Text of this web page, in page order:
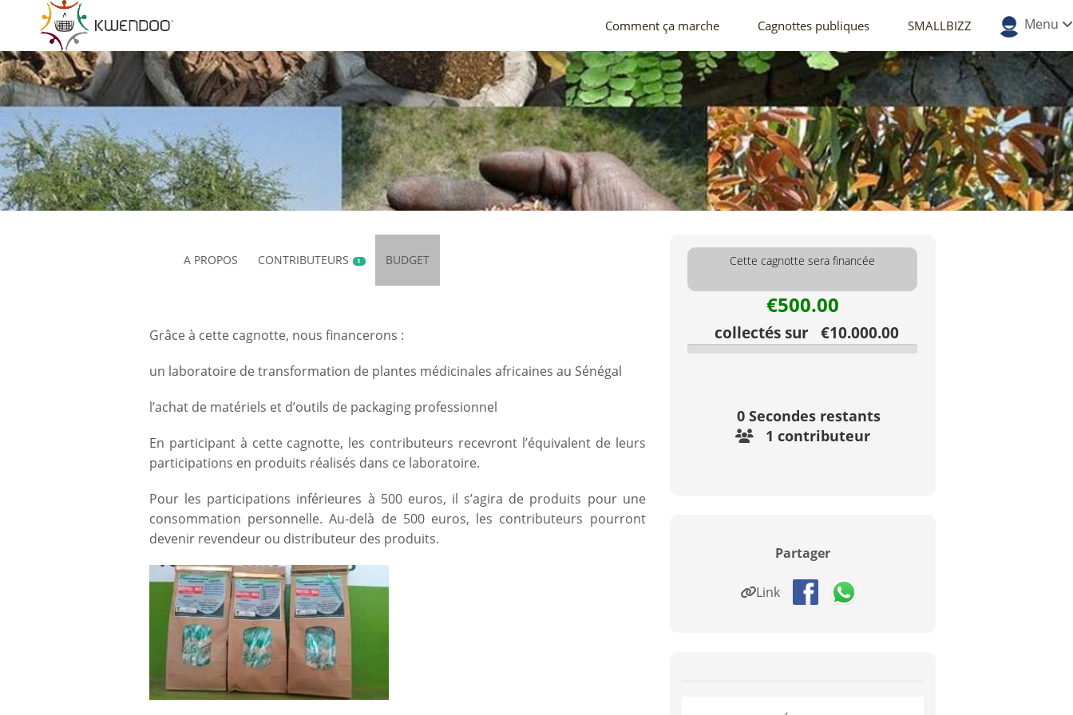
Comment ça marche Cagnottes publiques SMALLBIZZ Menu
A PROPOS CONTRIBUTEURS 1 BUDGET
Grâce à cette cagnotte, nous financerons :
un laboratoire de transformation de plantes médicinales africaines au Sénégal
l’achat de matériels et d’outils de packaging professionnel
En participant à cette cagnotte, les contributeurs recevront l’équivalent de leurs
participations en produits réalisés dans ce laboratoire.
Pour les participations inférieures à 500 euros, il s’agira de produits pour une
consommation personnelle. Au-delà de 500 euros, les contributeurs pourront
devenir revendeur ou distributeur des produits.
Cette cagnotte sera financée
€500.00
collectés sur €10.000.00
0Secondes restants
1 contributeur
Partager
Link